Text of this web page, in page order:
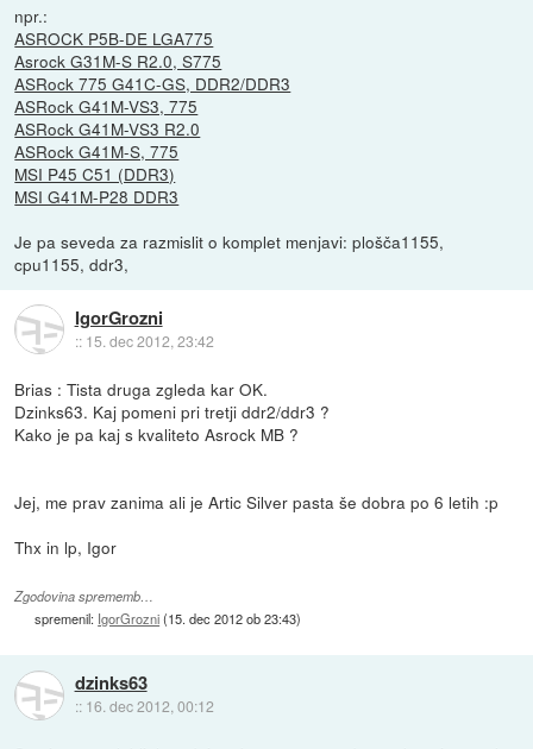
npr.:
ASROCK P5B-DE LGA775
Asrock G31M-S R2.0, S775
ASRock 775 G41C-GS, DDR2/DDR3
ASRock G41M-VS3, 775
ASRock G41M-VS3 R2.0
ASRock G41M-S, 775
MSI P45 C51 (DDR3)
MSI G41M-P28 DDR3
Je pa seveda za razmislit o komplet menjavi: plošča1155,
cpu1155, ddr3,
IgorGrozni
:: 15. dec 2012, 23:42
Brias : Tista druga zgleda kar OK.
Dzinks63. Kaj pomeni pri tretji ddr2/ddr3 ?
Kako je pa kaj s kvaliteto Asrock MB ?
Jej, me prav zanima ali je Artic Silver pasta še dobra po 6 letih :p
Thx in lp, Igor
Zgodovina sprememb…
spremenil: IgorGrozni(15. dec 2012 ob 23:43)
dzinks63
:: 16. dec 2012, 00:12